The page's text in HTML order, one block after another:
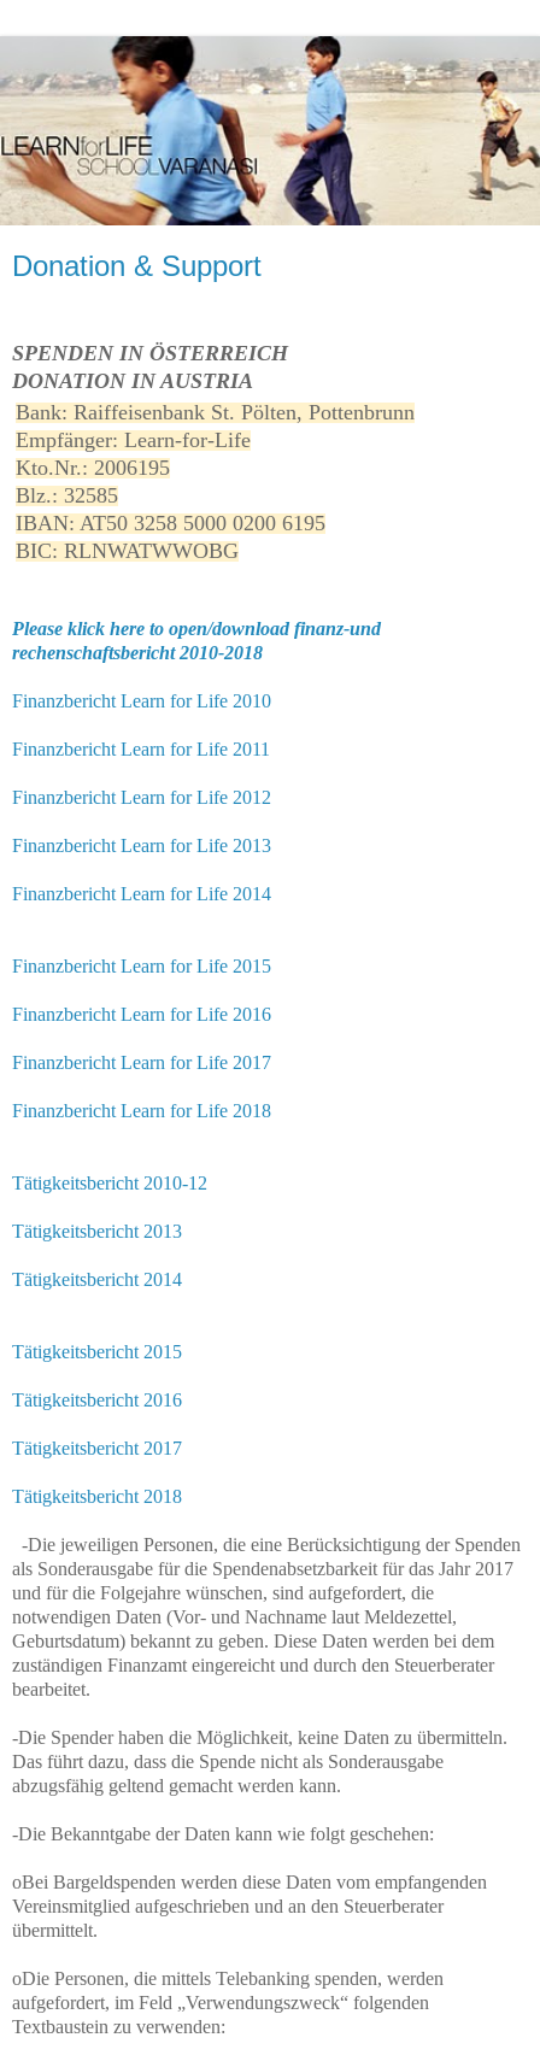
Donation & Support
SPENDEN IN ÖSTERREICH
DONATION IN AUSTRIA
Bank: Raiffeisenbank St. Pölten, Pottenbrunn
Empfänger: Learn-for-Life
Kto.Nr.: 2006195
Blz.: 32585
IBAN: AT50 3258 5000 0200 6195
BIC: RLNWATWWOBG
Please klick here to open/download finanz-und
rechenschaftsbericht 2010-2018
Finanzbericht Learn for Life 2010
Finanzbericht Learn for Life 2011
Finanzbericht Learn for Life 2012
Finanzbericht Learn for Life 2013
Finanzbericht Learn for Life 2014
Finanzbericht Learn for Life 2015
Finanzbericht Learn for Life 2016
Finanzbericht Learn for Life 2017
Finanzbericht Learn for Life 2018
Tätigkeitsbericht 2010-12
Tätigkeitsbericht 2013
Tätigkeitsbericht 2014
Tätigkeitsbericht 2015
Tätigkeitsbericht 2016
Tätigkeitsbericht 2017
Tätigkeitsbericht 2018
-Die jeweiligen Personen, die eine Berücksichtigung der Spenden
als Sonderausgabe für die Spendenabsetzbarkeit für das Jahr 2017
und für die Folgejahre wünschen, sind aufgefordert, die
notwendigen Daten (Vor- und Nachname laut Meldezettel,
Geburtsdatum) bekannt zu geben. Diese Daten werden bei dem
zuständigen Finanzamt eingereicht und durch den Steuerberater
bearbeitet.
-Die Spender haben die Möglichkeit, keine Daten zu übermitteln.
Das führt dazu, dass die Spende nicht als Sonderausgabe
abzugsfähig geltend gemacht werden kann.
-Die Bekanntgabe der Daten kann wie folgt geschehen:
oBei Bargeldspenden werden diese Daten vom empfangenden
Vereinsmitglied aufgeschrieben und an den Steuerberater
übermittelt.
oDie Personen, die mittels Telebanking spenden, werden
aufgefordert, im Feld „Verwendungszweck“ folgenden
Textbaustein zu verwenden: